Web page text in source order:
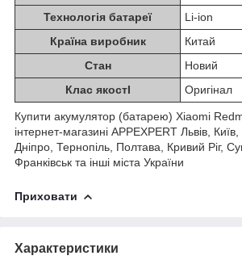
Технологія батареї
Li-ion
Країна виробник
Китай
Стан
Новий
Клас якостІ
Оригінал
Купити акумулятор (батарею) Xiaomi
інтернет-магазині APPEXPERT Львів,
Дніпро, Тернопіль, Полтава, Кривий Ріг,
Франківськ та інші міста України
Приховати
Характеристики